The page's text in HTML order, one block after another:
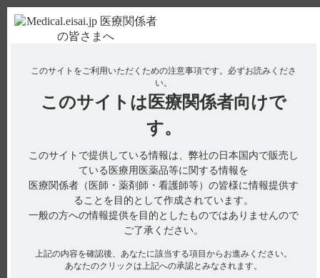
使用期限検索 Drug Information
No : 1732
【ニトロール・錠】 効能又は効果について教え
【ニトロール・錠】
効能又は効果について教えてください。
［ニトロール錠5mgの情報です］
このサイトをご利用いただくための注意事項です。 必ずお読みくださ
い。
このサイトは 医療関係者向けで
す。
このサイトで提供している情報は、弊社の日本国内で販売し
ている医療用医薬品等に関する情報を
医療関係者（医師・薬剤師・看護師等）の皆様に情報提供す
ることを目的として作成されています。
一般の方への情報提供を目的としたものではありませんので
ご了承ください。
上記の内容を確認後、あなたに該当する項目からお進みください。
あなたのクリックは上記への承認とみなされます。